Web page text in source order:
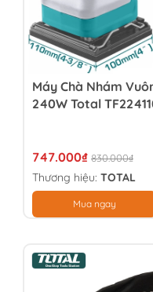
Máy Chà Nhám
240W Total
747.000₫ 830.000₫
Thương hiệu: TOTAL
Mua ngay